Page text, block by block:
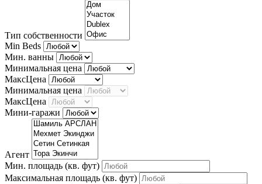
Тип собственности
Min Beds
Мин. ванны
Минимальная цена
МаксЦена
Минимальная цена
МаксЦена
Мини-гаражи
Агент
Мин. площадь (кв. фут)
Максимальная площадь (кв. фут)